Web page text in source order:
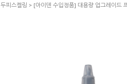
두피스켈링 > [아이덴 수입정품] 대용량 업그레이드